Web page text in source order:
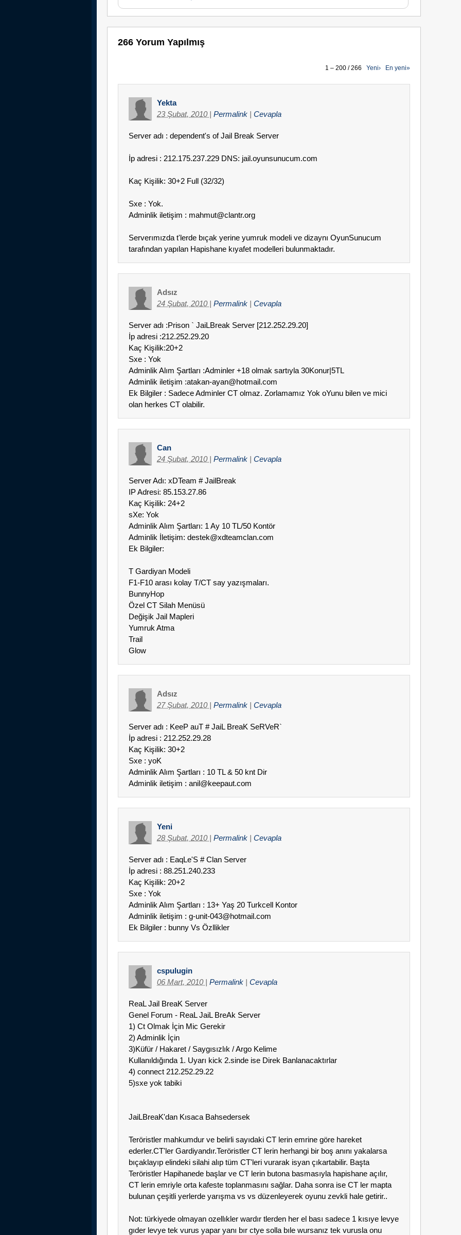
266 Yorum Yapılmış
1 – 200 / 266 Yeni› En yeni»
Yekta
23 Şubat, 2010 | Permalink | Cevapla
Server adı : dependent's of Jail Break Server
İp adresi : 212.175.237.229 DNS: jail.oyunsunucum.com
Kaç Kişilik: 30+2 Full (32/32)
Sxe : Yok.
Adminlik iletişim : mahmut@clantr.org
Serverımızda t'lerde bıçak yerine yumruk modeli ve dizaynı OyunSunucum
tarafından yapılan Hapishane kıyafet modelleri bulunmaktadır.
Adsız
24 Şubat, 2010 | Permalink | Cevapla
Server adı :Prison ` JaiLBreak Server [212.252.29.20]
İp adresi :212.252.29.20
Kaç Kişilik:20+2
Sxe : Yok
Adminlik Alım Şartları :Adminler +18 olmak sartıyla 30Konur|5TL
Adminlik iletişim :atakan-ayan@hotmail.com
Ek Bilgiler : Sadece Adminler CT olmaz. Zorlamamız Yok oYunu bilen ve mici
olan herkes CT olabilir.
Can
24 Şubat, 2010 | Permalink | Cevapla
Server Adı: xDTeam # JailBreak
IP Adresi: 85.153.27.86
Kaç Kişilik: 24+2
sXe: Yok
Adminlik Alım Şartları: 1 Ay 10 TL/50 Kontör
Adminlik İletişim: destek@xdteamclan.com
Ek Bilgiler:
T Gardiyan Modeli
F1-F10 arası kolay T/CT say yazışmaları.
BunnyHop
Özel CT Silah Menüsü
Değişik Jail Mapleri
Yumruk Atma
Trail
Glow
Adsız
27 Şubat, 2010 | Permalink | Cevapla
Server adı : KeeP auT # JaiL BreaK SeRVeR`
İp adresi : 212.252.29.28
Kaç Kişilik: 30+2
Sxe : yoK
Adminlik Alım Şartları : 10 TL & 50 knt Dir
Adminlik iletişim : anil@keepaut.com
Yeni
28 Şubat, 2010 | Permalink | Cevapla
Server adı : EaqLe'S # Clan Server
İp adresi : 88.251.240.233
Kaç Kişilik: 20+2
Sxe : Yok
Adminlik Alım Şartları : 13+ Yaş 20 Turkcell Kontor
Adminlik iletişim : g-unit-043@hotmail.com
Ek Bilgiler : bunny Vs Özllikler
cspulugin
06 Mart, 2010 | Permalink | Cevapla
ReaL Jail BreaK Server
Genel Forum - ReaL JaiL BreAk Server
1) Ct Olmak İçin Mic Gerekir
2) Adminlik İçin
3)Küfür / Hakaret / Saygısızlık / Argo Kelime
Kullanıldığında 1. Uyarı kick 2.sinde ise Direk Banlanacaktırlar
4) connect 212.252.29.22
5)sxe yok tabiki
JaiLBreaK'dan Kısaca Bahsedersek
Teröristler mahkumdur ve belirli sayıdaki CT lerin emrine göre hareket
ederler.CT'ler Gardiyandır.Teröristler CT lerin herhangi bir boş anını yakalarsa
bıçaklayıp elindeki silahi alıp tüm CT'leri vurarak isyan çıkartabilir. Başta
Teröristler Hapihanede başlar ve CT lerin butona basmasıyla hapishane açılır,
CT lerin emriyle orta kafeste toplanmasını sağlar. Daha sonra ise CT ler mapta
bulunan çeşitli yerlerde yarışma vs vs düzenleyerek oyunu zevkli hale getirir..
Not: türkiyede olmayan ozellıkler wardır tlerden her el bası sadece 1 kısıye levye
gıder levye tek vurus yapar yanı bır ctye solla bıle wursanız tek vurusla onu